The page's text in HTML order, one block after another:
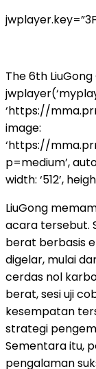
The 6th
‘https://
image:
‘https://
p=medium’,
width: ‘512’,
LiuGong
acara tersebut.
berat berbasis
digelar, mulai
cerdas nol
berat, sesi uji
kesempatan
strategi
Sementara itu,
pengalaman